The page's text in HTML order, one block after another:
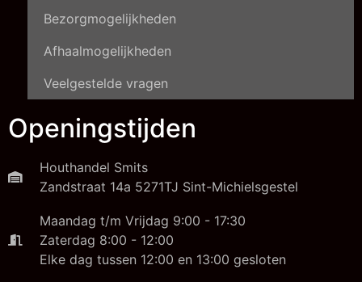
Bezorgmogelijkheden
Afhaalmogelijkheden
Veelgestelde vragen
Openingstijden
Houthandel Smits
Zandstraat 14a 5271TJ Sint-Michielsgestel
Maandag t/m Vrijdag 9:00 - 17:30
Zaterdag 8:00 - 12:00
Elke dag tussen 12:00 en 13:00 gesloten